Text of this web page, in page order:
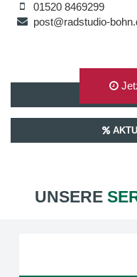
01520 8469299
post@radstudio-
AUF
UNSERE